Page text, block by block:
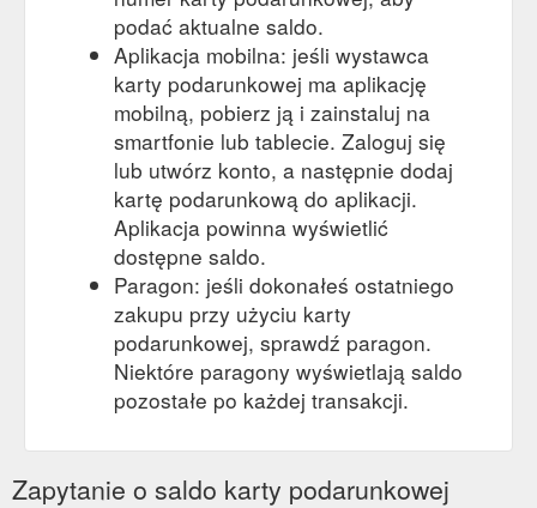
podać aktualne saldo.
Aplikacja mobilna: jeśli wystawca
karty podarunkowej ma aplikację
mobilną, pobierz ją i zainstaluj na
smartfonie lub tablecie. Zaloguj się
lub utwórz konto, a następnie dodaj
kartę podarunkową do aplikacji.
Aplikacja powinna wyświetlić
dostępne saldo.
Paragon: jeśli dokonałeś ostatniego
zakupu przy użyciu karty
podarunkowej, sprawdź paragon.
Niektóre paragony wyświetlają saldo
pozostałe po każdej transakcji.
Zapytanie o saldo karty podarunkowej